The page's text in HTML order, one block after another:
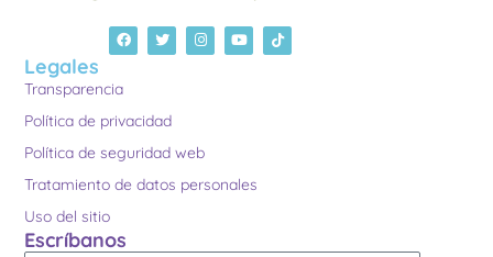
Legales
Transparencia
Política de privacidad
Política de seguridad web
Tratamiento de datos personales
Uso del sitio
Escríbanos